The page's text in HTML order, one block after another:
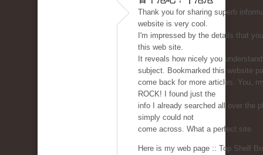
Thank you for sharing superb
website is very cool.
I'm impressed by the details that
this web site.
It reveals how nicely you
subject. Bookmarked this website
come back for more articles. You,
ROCK! I found just the
info I already searched all over the
simply could not
come across. What a perfect site.
Here is my web page :: Top Shelf